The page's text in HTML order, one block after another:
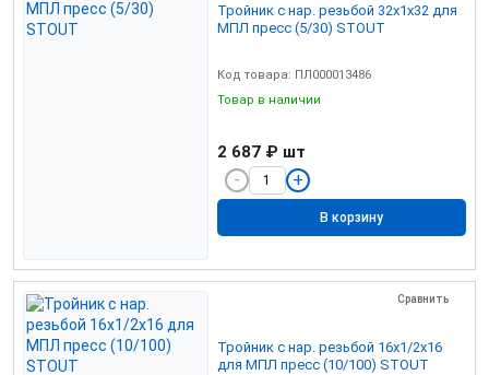
Тройник с нар. резьбой 32х1х32 для
МПЛ пресс (5/30) STOUT
Код товара: ПЛ000013486
Товар в наличии
2 687 ₽ шт
В корзину
Сравнить
Тройник с нар. резьбой 16х1/2х16
для МПЛ пресс (10/100) STOUT